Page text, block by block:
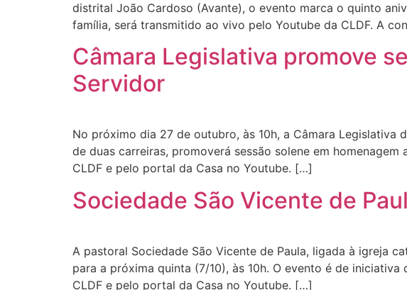
distrital João Cardoso (Avante), o evento marca o quinto
família, será transmitido ao vivo pelo Youtube da CLDF. A
Câmara Legislativa promove
Servidor
No próximo dia 27 de outubro, às 10h, a Câmara
de duas carreiras, promoverá sessão solene em
CLDF e pelo portal da Casa no Youtube. […]
Sociedade São Vicente de
A pastoral Sociedade São Vicente de Paula, ligada à igreja
para a próxima quinta (7/10), às 10h. O evento é de
CLDF e pelo portal da Casa no Youtube. […]